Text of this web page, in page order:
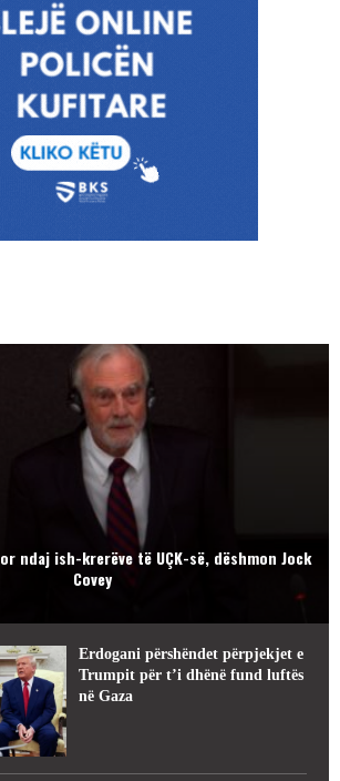
ndaj ish-krerëve të UÇK-së, dëshmon Jock
Covey
Erdogani përshëndet përpjekjet e
Trumpit për t’i dhënë fund luftës
në Gaza